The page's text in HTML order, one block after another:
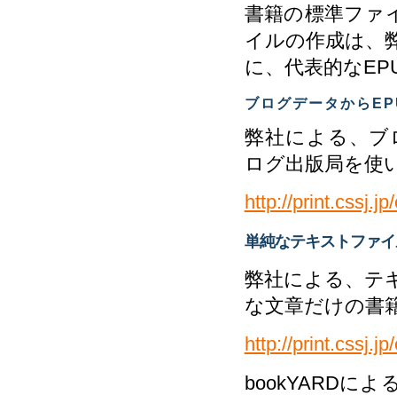
書籍の標準ファ
イルの作成は、
に、代表的な
ブログデータから
弊社による、ブ
ログ出版局を使
http://
単純なテキストファ
弊社による、テ
な文章だけの書
http://
bookYARDによ